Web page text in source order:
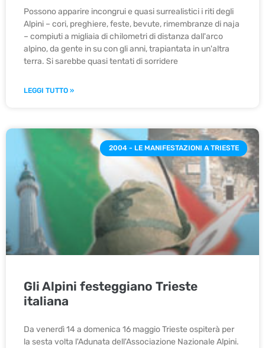
Possono apparire incongrui e quasi surrealistici i riti degli
Alpini – cori, preghiere, feste, bevute, rimembranze di naja
– compiuti a migliaia di chilometri di distanza dall'arco
alpino, da gente in su con gli anni, trapiantata in un'altra
terra. Si sarebbe quasi tentati di sorridere
LEGGI TUTTO »
2004 - LE MANIFESTAZIONI A TRIESTE
Gli Alpini festeggiano Trieste
italiana
Da venerdì 14 a domenica 16 maggio Trieste ospiterà per
la sesta volta l'Adunata dell'Associazione Nazionale Alpini.